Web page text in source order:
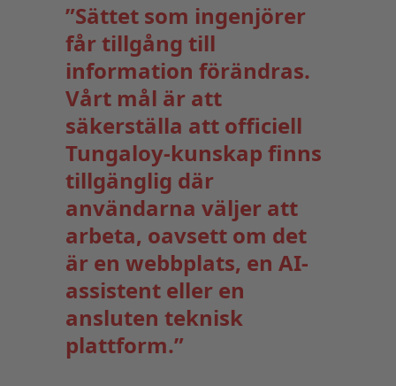
”Sättet som ingenjörer
får tillgång till
information förändras.
Vårt mål är att
säkerställa att officiell
Tungaloy-kunskap finns
tillgänglig där
användarna väljer att
arbeta, oavsett om det
är en webbplats, en AI-
assistent eller en
ansluten teknisk
plattform.”